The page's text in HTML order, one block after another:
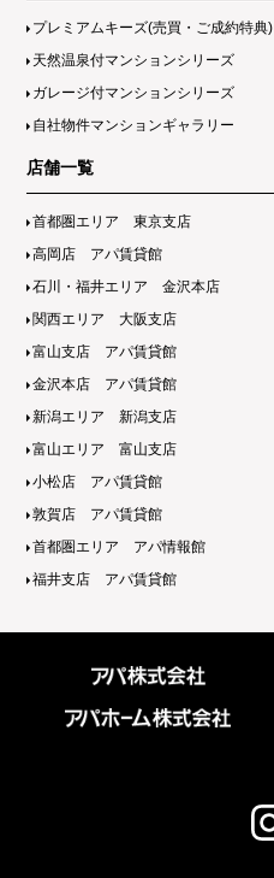
プレミアムキーズ(売買・ご成約特典)
天然温泉付マンションシリーズ
ガレージ付マンションシリーズ
自社物件マンションギャラリー
店舗一覧
首都圏エリア 東京支店
高岡店 アパ賃貸館
石川・福井エリア 金沢本店
関西エリア 大阪支店
富山支店 アパ賃貸館
金沢本店 アパ賃貸館
新潟エリア 新潟支店
富山エリア 富山支店
小松店 アパ賃貸館
敦賀店 アパ賃貸館
首都圏エリア アパ情報館
福井支店 アパ賃貸館